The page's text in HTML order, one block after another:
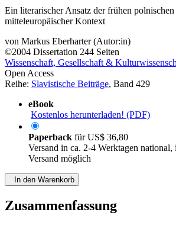
Ein literarischer Ansatz der frühen
mitteleuropäischer Kontext
von Markus Eberharter (Autor:in)
©2004 Dissertation 244 Seiten
Wissenschaft, Gesellschaft &
Open Access
Reihe: Slavistische Beiträge, Band 429
eBook
Kostenlos herunterladen! (PDF)
Paperback fürUS$ 36,80
Versand in ca. 2-4 Werktagen national,
Versand möglich
In den Warenkorb
Zusammenfassung